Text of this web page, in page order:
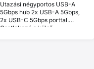
Utazási négyportos USB-A
5Gbps hub 2x USB-A 5Gbps,
2x USB-C 5Gbps porttal.
Csatlakozó a külső